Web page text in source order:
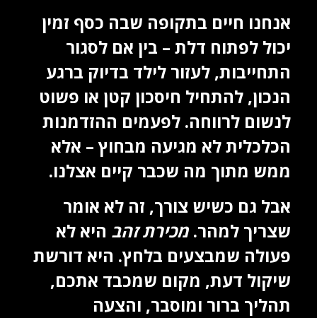
אנחנו חיים בתקופה שבה כסף זמין
יכול לפתוח דלת – בין אם לסגור
התחייבות, לעזור לילד בדיוק ברגע
הנכון, להתחיל חיסכון קטן או פשוט
לנשום לרווחה. לפעמים ההזדמנות
הכלכלית לא מגיעה מבחוץ – אלא
ממש מתוך מה שכבר קיים אצלנו.
אבל גם כשיש צורך, זה לא אומר
שצריך למהר. מכירת זהב היא לא
פעולה שמבצעים בלחץ. היא דורשת
שיקול דעת, מקום שמכבד אתכם,
תהליך ברור ומוסבר, והצעה